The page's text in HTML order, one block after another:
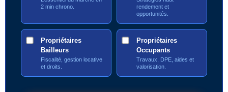
2 min chrono.
rendement et
opportunités.
Propriétaires
Bailleurs
Fiscalité, gestion locative
et droits.
Propriétaires
Occupants
Travaux, DPE, aides et
valorisation.